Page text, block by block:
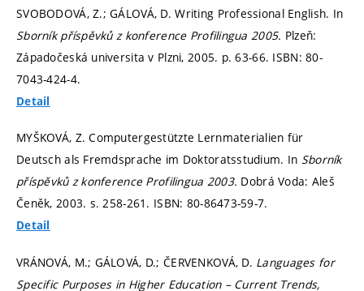
SVOBODOVÁ, Z.; GÁLOVÁ, D. Writing Professional English. In
Sborník příspěvků z konference Profilingua 2005. Plzeň:
Západočeská universita v Plzni, 2005. p. 63-66. ISBN: 80-
7043-424-4.
Detail
MYŠKOVÁ, Z. Computergestützte Lernmaterialien für
Deutsch als Fremdsprache im Doktoratsstudium. In Sborník
příspěvků z konference Profilingua 2003. Dobrá Voda: Aleš
Čeněk, 2003. s. 258-261. ISBN: 80-86473-59-7.
Detail
VRÁNOVÁ, M.; GÁLOVÁ, D.; ČERVENKOVÁ, D. Languages for
Specific Purposes in Higher Education – Current Trends,